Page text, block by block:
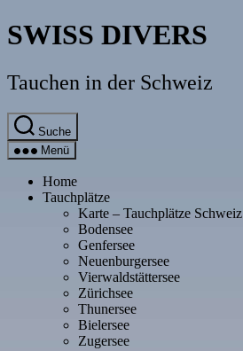
Direkt
zum
wechseln
SWISS DIVERS
Tauchen in der Schweiz
Suche
Menü
Home
Tauchplätze
Karte – Tauchplätze Schweiz
Bodensee
Genfersee
Neuenburgersee
Vierwaldstättersee
Zürichsee
Thunersee
Bielersee
Zugersee